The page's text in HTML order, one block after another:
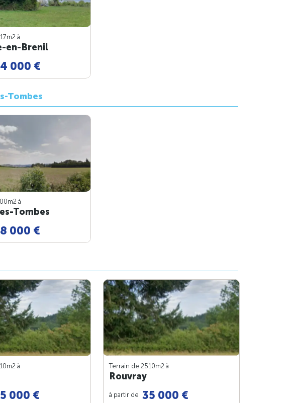
2 à
en-Brenil
000 €
Tombes
2 à
Tombes
000 €
2 à
000 €
Terrain de 2510m2 à
Rouvray
à partir de 35 000 €